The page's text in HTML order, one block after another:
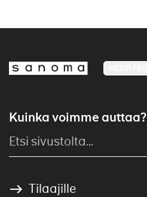
Kuinka voimme auttaa?
Tilaajille